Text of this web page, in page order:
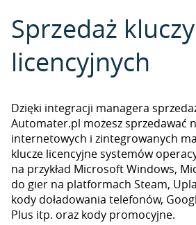
Sprzedaż kluczy
licencyjnych
Dzięki integracji managera
Automater.pl możesz sprzedawać
internetowych i zintegrowanych
klucze licencyjne systemów
na przykład Microsoft Windows,
do gier na platformach Steam,
kody doładowania telefonów,
Plus itp. oraz kody promocyjne.